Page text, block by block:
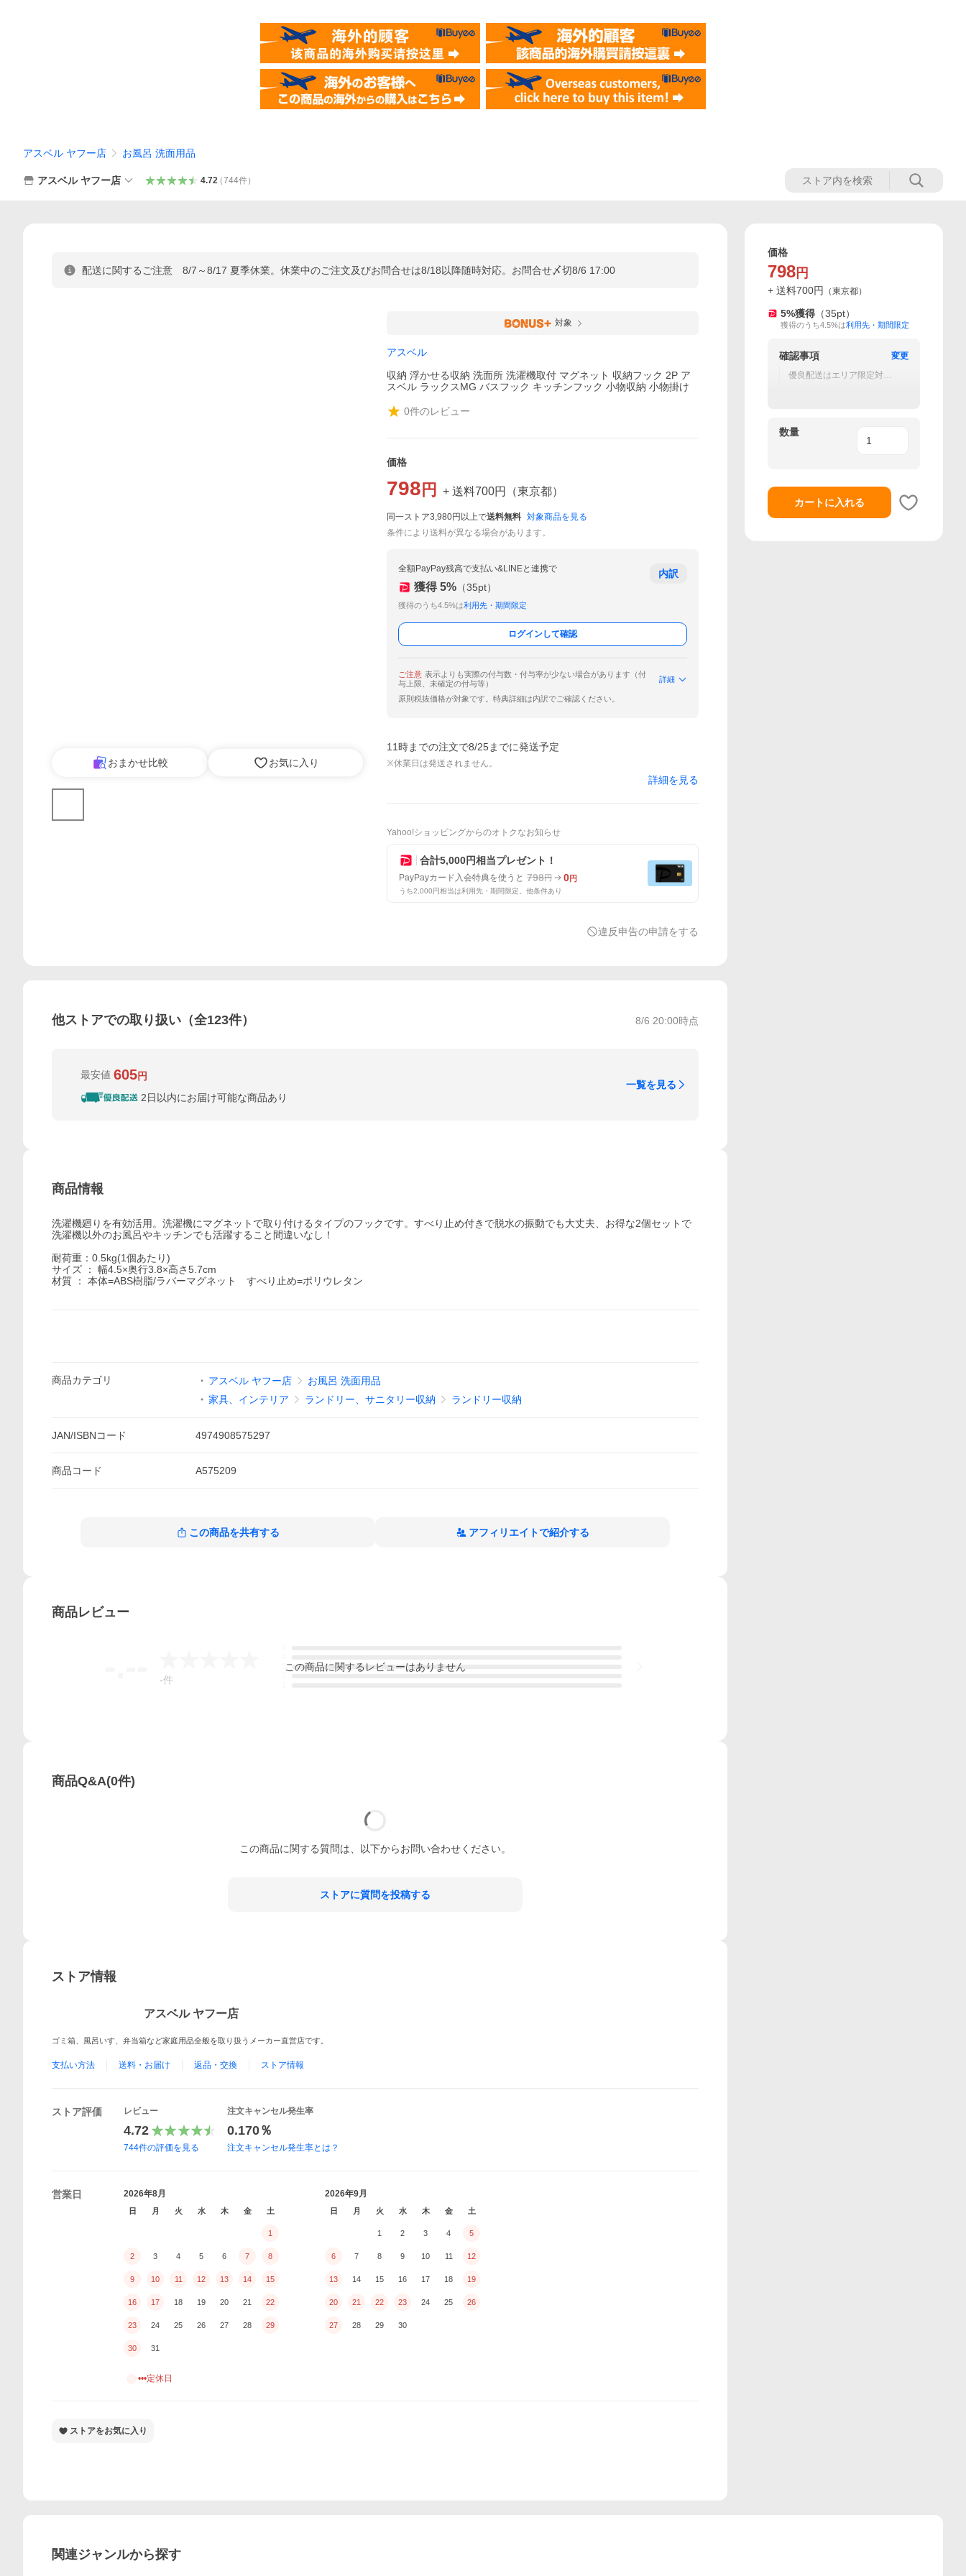
アスベル ヤフー店 お風呂 洗面用品
アスベル ヤフー店 4.72（744件）
配送に関するご注意 8/7～8/17 夏季休業。休業中のご注文及びお問合せは8/18以降随時対応。お問合せ〆切8/6 17:00
おまかせ比較 お気に入り
対象
アスベル
収納 浮かせる収納 洗面所 洗濯機取付 マグネット 収納フック 2P ア
スベル ラックスMG バスフック キッチンフック 小物収納 小物掛け
0件のレビュー
価格
798 円 + 送料700円 （東京都）
同一ストア3,980円以上で送料無料 対象商品を見る
条件により送料が異なる場合があります。
全額PayPay残高で支払い&LINEと連携で
獲得 5% （35pt）
獲得のうち4.5%は利用先・期間限定
内訳
ログインして確認
ご注意 表示よりも実際の付与数・付与率が少ない場合があります（付
与上限、未確定の付与等）
詳細
原則税抜価格が対象です。特典詳細は内訳でご確認ください。
11時までの注文で8/25までに発送予定
※休業日は発送されません。
詳細を見る
Yahoo!ショッピングからのオトクなお知らせ
合計5,000円相当プレゼント！
PayPayカード入会特典を使うと 798円 0円
うち2,000円相当は利用先・期間限定。他条件あり
違反申告の申請をする
他ストアでの取り扱い（全123件） 8/6 20:00時点
最安値 605円
2日以内にお届け可能な商品あり
一覧を見る
商品情報
洗濯機廻りを有効活用。洗濯機にマグネットで取り付けるタイプのフックです。すべり止め付きで脱水の振動でも大丈夫、お得な2個セットで
洗濯機以外のお風呂やキッチンでも活躍すること間違いなし！
耐荷重：0.5kg(1個あたり)
サイズ ： 幅4.5×奥行3.8×高さ5.7cm
材質 ： 本体=ABS樹脂/ラバーマグネット すべり止め=ポリウレタン
商品カテゴリ アスベル ヤフー店
お風呂 洗面用品
家具、インテリア
ランドリー、サニタリー収納 ランドリー収納
JAN/ISBNコード 4974908575297
商品コード A575209
この商品を共有する アフィリエイトで紹介する
商品レビュー
-件
この商品に関するレビューはありません
商品Q&A(0件)
この商品に関する質問は、以下からお問い合わせください。
ストアに質問を投稿する
ストア情報
アスベル ヤフー店
ゴミ箱、風呂いす、弁当箱など家庭用品全般を取り扱うメーカー直営店です。
支払い方法 送料・お届け 返品・交換 ストア情報
ストア評価 レビュー
4.72
744件の評価を見る
注文キャンセル発生率
0.170％
注文キャンセル発生率とは？
営業日 2026年8月
日 月 火 水 木 金 土
1
2 3 4 5 6 7 8
9 10 11 12 13 14 15
16 17 18 19 20 21 22
23 24 25 26 27 28 29
30 31
2026年9月
日 月 火 水 木 金 土
1 2 3 4 5
6 7 8 9 10 11 12
13 14 15 16 17 18 19
20 21 22 23 24 25 26
27 28 29 30
•••定休日
ストアをお気に入り
価格
798 円
+ 送料700円 （東京都）
5%獲得 （35pt）
獲得のうち4.5%は利用先・期間限定
確認事項
変更
優良配送はエリア限定対応
数量
カートに入れる
関連ジャンルから探す